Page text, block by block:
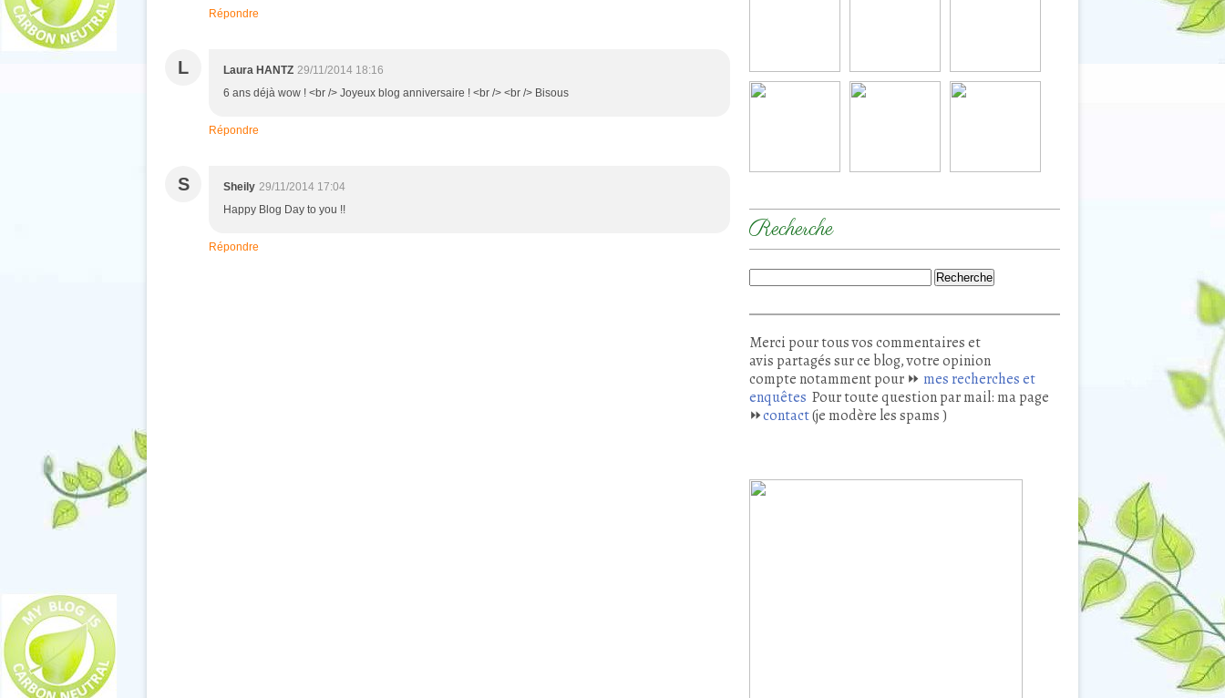
Répondre
L Laura HANTZ 29/11/2014 18:16
6 ans déjà wow ! <br /> Joyeux blog anniversaire ! <br /> <br /> Bisous
Répondre
S Sheily 29/11/2014 17:04
Happy Blog Day to you !!
Répondre
Recherche
Merci pour tous vos commentaires et
avis partagés sur ce blog, votre opinion
compte notamment pour ⏩ mes recherches et
enquêtes Pour toute question par mail: ma page
⏩contact(je modère les spams )